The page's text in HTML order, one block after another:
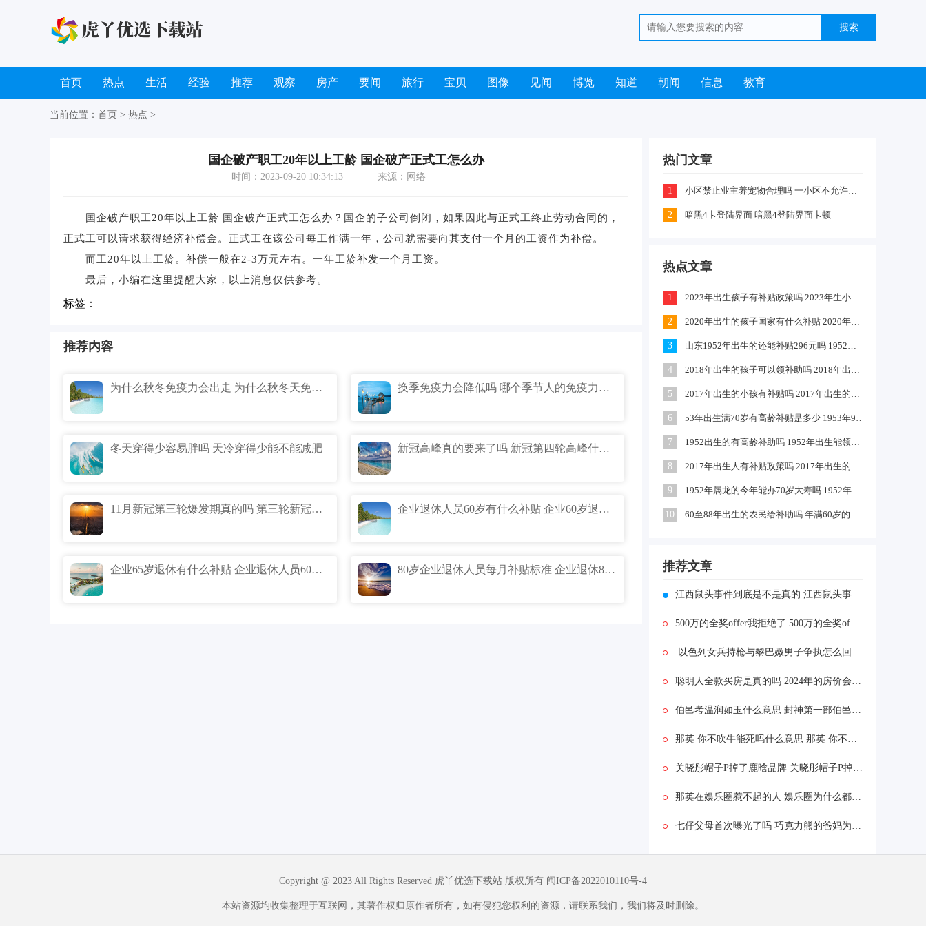
首页 热点 生活 经验 推荐 观察 房产 要闻 旅行 宝贝 图像 见闻 博览 知道 朝闻 信息 教育
当前位置： 首页 > 热点 >
国企破产职工20年以上工龄 国企破产正式工怎么办
时间：2023-09-20 10:34:13 来源：网络
国企破产职工20年以上工龄 国企破产正式工怎么办？国企的子公司倒闭，如果因此与正式工终止劳动合同的，
正式工可以请求获得经济补偿金。正式工在该公司每工作满一年，公司就需要向其支付一个月的工资作为补偿。
而工20年以上工龄。补偿一般在2-3万元左右。一年工龄补发一个月工资。
最后，小编在这里提醒大家，以上消息仅供参考。
标签：
推荐内容
为什么秋冬免疫力会出走 为什么秋冬天免疫力下降 换季免疫力会降低吗 哪个季节人的免疫力最低
冬天穿得少容易胖吗 天冷穿得少能不能减肥 新冠高峰真的要来了吗 新冠第四轮高峰什么时候
11月新冠第三轮爆发期真的吗 第三轮新冠爆发时间预测什么时候 企业退休人员60岁有什么补贴 企业60岁退休补贴标准
企业65岁退休有什么补贴 企业退休人员60周岁补钱吗 80岁企业退休人员每月补贴标准 企业退休80岁能拿多少补贴
热门文章
1 小区禁止业主养宠物合理吗 一小区不允许业主喂养猫咪和狗狗是怎么回事
2 暗黑4卡登陆界面 暗黑4登陆界面卡顿
热点文章
1 2023年出生孩子有补贴政策吗 2023年生小孩有什么补贴政策
2 2020年出生的孩子国家有什么补贴 2020年农村出生的孩子有补贴吗
3 山东1952年出生的还能补贴296元吗 1952出生是否享受高龄补助
4 2018年出生的孩子可以领补助吗 2018年出生的孩子政府有补贴吗
5 2017年出生的小孩有补贴吗 2017年出生的可以领取生育津贴吗
6 53年出生满70岁有高龄补贴是多少 1953年9月出生的有高龄补助吗
7 1952出生的有高龄补助吗 1952年出生能领到70年高龄钱吗
8 2017年出生人有补贴政策吗 2017年出生的小孩独生子女国家有补助吗
9 1952年属龙的今年能办70岁大寿吗 1952年属龙啥时过70大寿
10 60至88年出生的农民给补助吗 年满60岁的农民每月补助多少钱
推荐文章
江西鼠头事件到底是不是真的 江西鼠头事件到底是不是真的假的呀
500万的全奖offer我拒绝了 500万的全奖offer我拒绝了为什么
以色列女兵持枪与黎巴嫩男子争执怎么回事 以色列女兵持枪与黎巴嫩男子争执什么情况
聪明人全款买房是真的吗 2024年的房价会怎么样
伯邑考温润如玉什么意思 封神第一部伯邑考被做成肉饼吗
那英 你不吹牛能死吗什么意思 那英 你不吹牛能死吗什么情况
关晓彤帽子P掉了鹿晗品牌 关晓彤帽子P掉了鹿晗品牌为什么
那英在娱乐圈惹不起的人 娱乐圈为什么都怕那英
七仔父母首次曝光了吗 巧克力熊的爸妈为啥是黑白的
Copyright @ 2023 All Rights Reserved 虎丫优选下载站 版权所有 闽ICP备2022010110号-4
本站资源均收集整理于互联网，其著作权归原作者所有，如有侵犯您权利的资源，请联系我们，我们将及时删除。